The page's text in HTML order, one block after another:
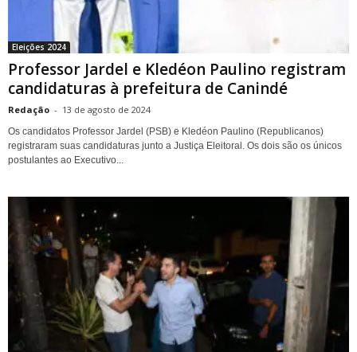
Eleições 2024
Professor Jardel e Kledéon Paulino registram
candidaturas à prefeitura de Canindé
Redação - 13 de agosto de 2024
Os candidatos Professor Jardel (PSB) e Kledéon Paulino (Republicanos)
registraram suas candidaturas junto a Justiça Eleitoral. Os dois são os únicos
postulantes ao Executivo...